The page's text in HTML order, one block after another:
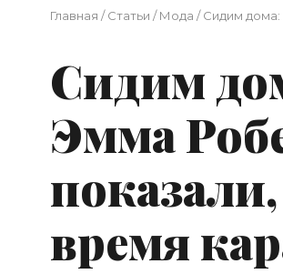
Главная /Статьи /Мода /Сидим дома:
Сидим
Эмма
время